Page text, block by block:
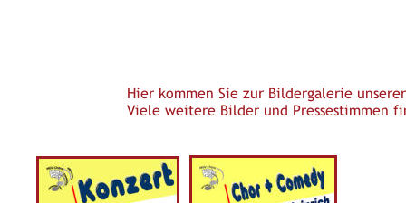
Hier kommen Sie zur Bildergalerie
Viele weitere Bilder und Pressestimmen